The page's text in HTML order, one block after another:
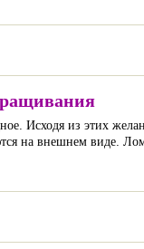
Исходя из этих
на внешнем виде.